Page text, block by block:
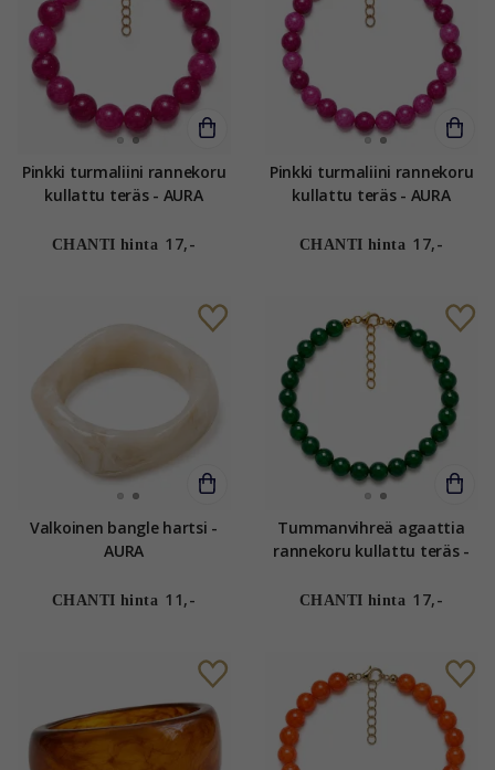
Pinkki turmaliini rannekoru
kullattu teräs - AURA
CHANTI hinta 17,-
Pinkki turmaliini rannekoru
kullattu teräs - AURA
CHANTI hinta 17,-
Valkoinen bangle hartsi -
AURA
CHANTI hinta 11,-
Tummanvihreä agaattia
rannekoru kullattu teräs -
CHANTI hinta 17,-